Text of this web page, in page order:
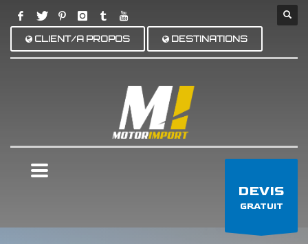
CLIENT/A PROPOS DESTINATIONS
DEVIS
GRATUIT